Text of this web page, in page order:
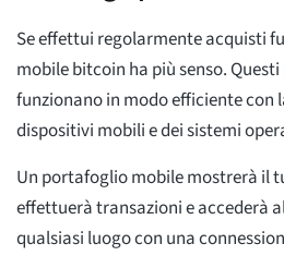
Se effettui regolarmente acquisti
mobile bitcoin ha più senso.
funzionano in modo efficiente con
dispositivi mobili e dei sistemi
Un portafoglio mobile mostrerà il
effettuerà transazioni e accederà
qualsiasi luogo con una